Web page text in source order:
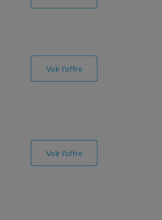
Voir l'offre
Voir l'offre